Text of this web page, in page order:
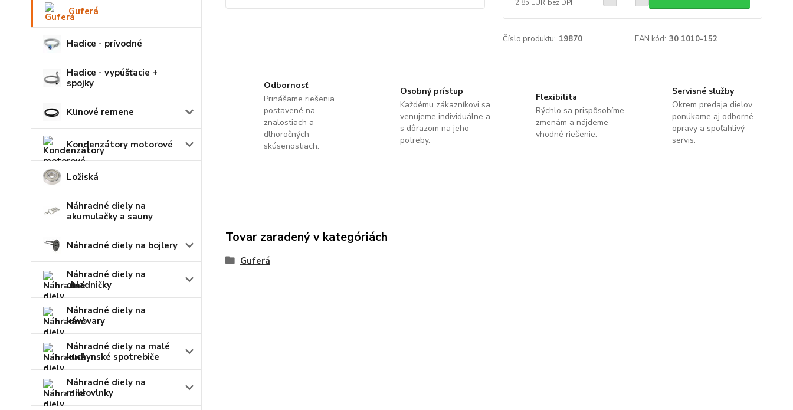
Guferá
Hadice - prívodné
Hadice - vypúšťacie +
spojky
Klinové remene
Kondenzátory motorové
Ložiská
Náhradné diely na
akumulačky a sauny
Náhradné diely na bojlery
Náhradné diely na
chladničky
Náhradné diely na
kávovary
Náhradné diely na malé
kuchynské spotrebiče
Náhradné diely na
mikrovlnky
2,85 EUR bez DPH
Číslo produktu: 19870 EAN kód: 30 1010-152
Odbornosť
Prinášame riešenia
postavené na
znalostiach a
dlhoročných
skúsenostiach.
Osobný prístup
Každému zákazníkovi sa
venujeme individuálne a
s dôrazom na jeho
potreby.
Flexibilita
Rýchlo sa prispôsobíme
zmenám a nájdeme
vhodné riešenie.
Servisné služby
Okrem predaja dielov
ponúkame aj odborné
opravy a spoľahlivý
servis.
Tovar zaradený v kategóriách
Guferá